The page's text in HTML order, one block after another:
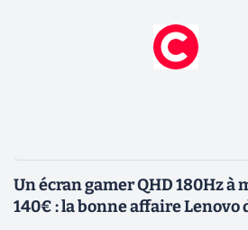
Un écran gamer QHD 180Hz à
140€ : la bonne affaire Lenovo